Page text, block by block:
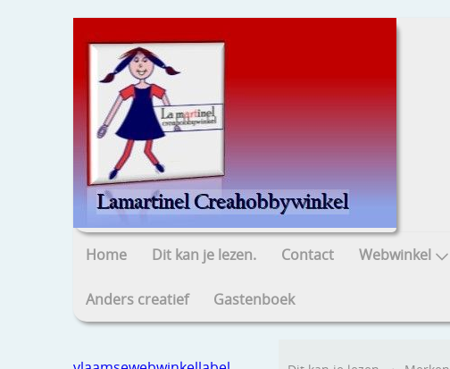
Home Dit kan je lezen. Contact Webwinkel
Anders creatief Gastenboek